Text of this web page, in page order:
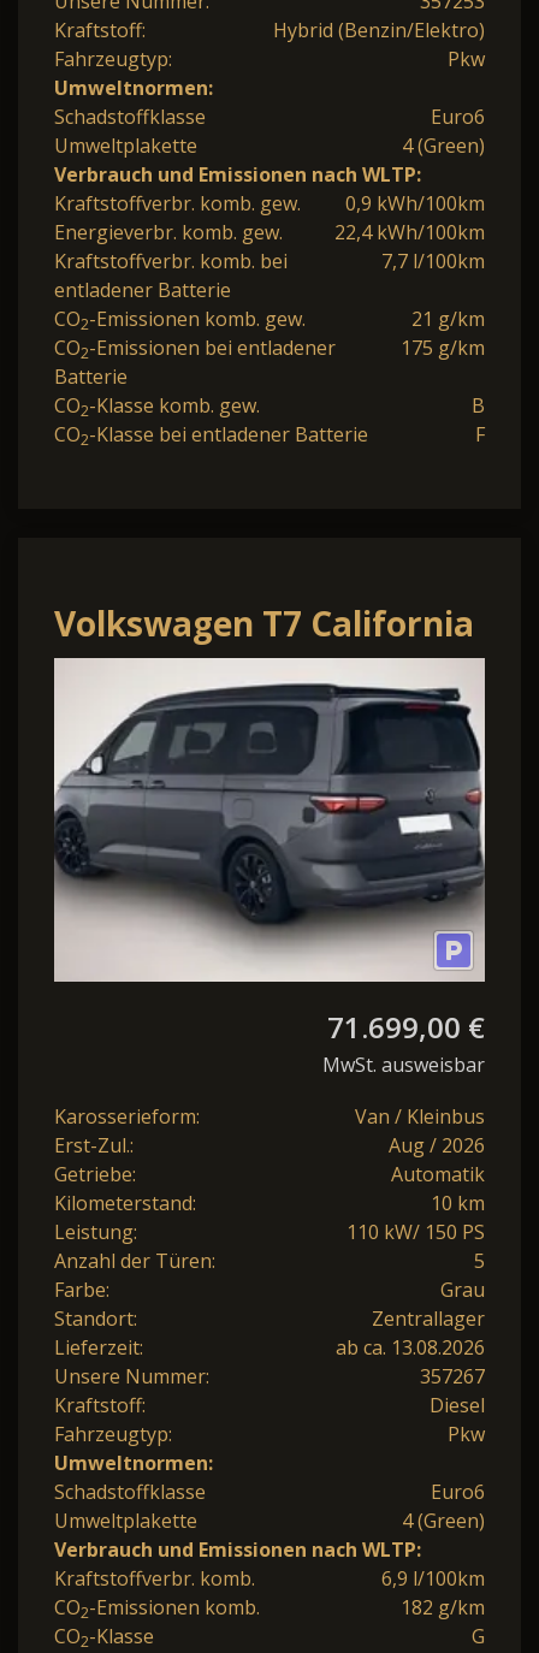
Kraftstoff:
Hybrid (Benzin/Elektro)
Fahrzeugtyp:
Pkw
Umweltnormen:
Schadstoffklasse
Euro6
Umweltplakette
4 (Green)
Verbrauch und Emissionen nach WLTP:
Kraftstoffverbr. komb. gew.
0,9 kWh/100km
Energieverbr. komb. gew.
22,4 kWh/100km
Kraftstoffverbr. komb. bei
entladener Batterie
7,7 l/100km
CO2-Emissionen komb. gew.
21 g/km
CO2-Emissionen bei entladener
Batterie
175 g/km
CO2-Klasse komb. gew.
B
CO2-Klasse bei entladener Batterie F
Volkswagen T7 California
Beach Tour 2.0 TDI DSG
Beach Tour Plus 110 kW (.
71.699,00 €
MwSt. ausweisbar
Karosserieform:
Van / Kleinbus
Erst-Zul.:
Aug / 2026
Getriebe:
Automatik
Kilometerstand:
10 km
Leistung:
110 kW/ 150 PS
Anzahl der Türen:
5
Farbe:
Grau
Standort:
Zentrallager
Lieferzeit:
ab ca. 13.08.2026
Unsere Nummer:
357267
Kraftstoff:
Diesel
Fahrzeugtyp:
Pkw
Umweltnormen:
Schadstoffklasse
Euro6
Umweltplakette
4 (Green)
Verbrauch und Emissionen nach WLTP:
Kraftstoffverbr. komb.
6,9 l/100km
CO2-Emissionen komb.
182 g/km
CO2-Klasse G